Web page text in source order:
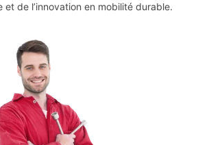
de l’innovation en mobilité durable.